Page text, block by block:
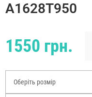
A1628T950
1550 грн.
Оберіть розмір